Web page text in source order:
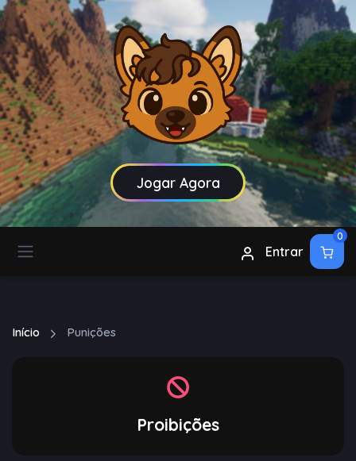
Jogar Agora
Entrar
0
Início Punições
Proibições